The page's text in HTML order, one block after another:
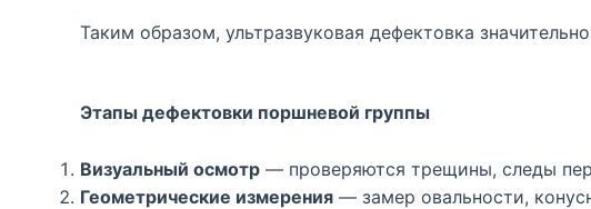
Таким образом, ультразвуковая дефектовка
Этапы дефектовки поршневой группы
Визуальный осмотр — проверяются трещины, следы
Геометрические измерения — замер овальности,